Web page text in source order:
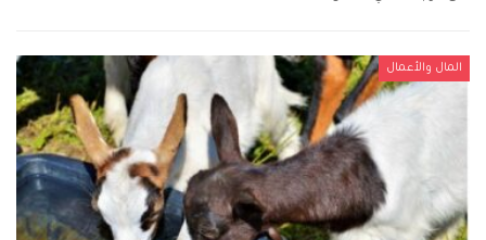
المال والأعمال